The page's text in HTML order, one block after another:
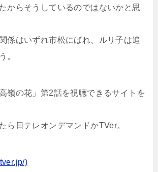
からそうしているのではないかと思
係はいずれ市松にばれ、ルリ子は追
う。
嶺の花」第2話を視聴できるサイトを
ら日テレオンデマンドかTVer。
)